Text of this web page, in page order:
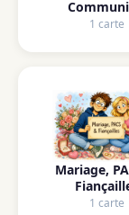
1 carte
Mariage,
1 carte